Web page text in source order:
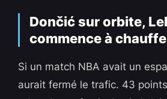
Dončić sur orbite,
commence à
Si un match NBA avait un
aurait fermé le trafic. 43